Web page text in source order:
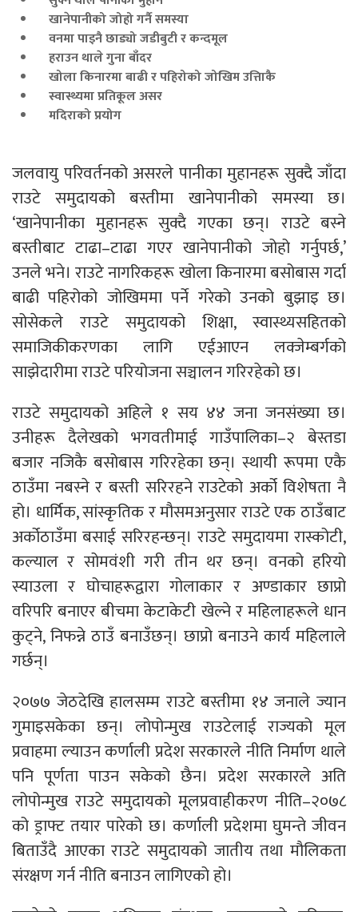
खानेपानीको जोहो गर्नै समस्या
वनमा पाइनै छाड्यो जडीबुटी र कन्दमूल
हराउन थाले गुना बाँदर
खोला किनारमा बाढी र पहिरोको जोखिम उत्तिाकै
स्वास्थ्यमा प्रतिकूल असर
मदिराको प्रयोग
जलवायु परिवर्तनको असरले पानीका मुहानहरू सुक्दै जाँदा
राउटे समुदायको बस्तीमा खानेपानीको समस्या छ।
‘खानेपानीका मुहानहरू सुक्दै गएका छन्। राउटे बस्ने
बस्तीबाट टाढा–टाढा गएर खानेपानीको जोहो गर्नुपर्छ,’
उनले भने। राउटे नागरिकहरू खोला किनारमा बसोबास गर्दा
बाढी पहिरोको जोखिममा पर्ने गरेको उनको बुझाइ छ।
सोसेकले राउटे समुदायको शिक्षा, स्वास्थ्यसहितको
समाजिकीकरणका लागि एईआएन लक्जेम्बर्गको
साझेदारीमा राउटे परियोजना सञ्चालन गरिरहेको छ।
राउटे समुदायको अहिले १ सय ४४ जना जनसंख्या छ।
उनीहरू दैलेखको भगवतीमाई गाउँपालिका–२ बेस्तडा
बजार नजिकै बसोबास गरिरहेका छन्। स्थायी रूपमा एकै
ठाउँमा नबस्ने र बस्ती सरिरहने राउटेको अर्को विशेषता नै
हो। धार्मिक, सांस्कृतिक र मौसमअनुसार राउटे एक ठाउँबाट
अर्कोठाउँमा बसाई सरिरहन्छन्। राउटे समुदायमा रास्कोटी,
कल्याल र सोमवंशी गरी तीन थर छन्। वनको हरियो
स्याउला र घोचाहरूद्वारा गोलाकार र अण्डाकार छाप्रो
वरिपरि बनाएर बीचमा केटाकेटी खेल्ने र महिलाहरूले धान
कुट्ने, निफन्ने ठाउँ बनाउँछन्। छाप्रो बनाउने कार्य महिलाले
गर्छन्।
२०७७ जेठदेखि हालसम्म राउटे बस्तीमा १४ जनाले ज्यान
गुमाइसकेका छन्। लोपोन्मुख राउटेलाई राज्यको मूल
प्रवाहमा ल्याउन कर्णाली प्रदेश सरकारले नीति निर्माण थाले
पनि पूर्णता पाउन सकेको छैन। प्रदेश सरकारले अति
लोपोन्मुख राउटे समुदायको मूलप्रवाहीकरण नीति–२०७८
को ड्राफ्ट तयार पारेको छ। कर्णाली प्रदेशमा घुमन्ते जीवन
बिताउँदै आएका राउटे समुदायको जातीय तथा मौलिकता
संरक्षण गर्न नीति बनाउन लागिएको हो।